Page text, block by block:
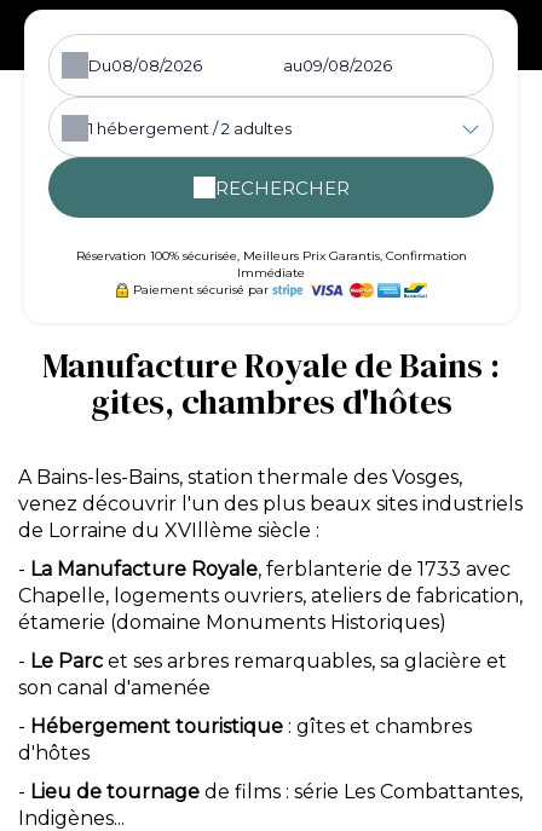
Du au
1 hébergement /2 adultes
RECHERCHER
Réservation 100% sécurisée, Meilleurs Prix Garantis, Confirmation
Immédiate
Paiement sécurisé par
Manufacture Royale de Bains :
gites, chambres d'hôtes
A Bains-les-Bains, station thermale des Vosges,
venez découvrir l'un des plus beaux sites industriels
de Lorraine du XVIllème siècle :
- La Manufacture Royale, ferblanterie de 1733 avec
Chapelle, logements ouvriers, ateliers de fabrication,
étamerie (domaine Monuments Historiques)
- Le Parc et ses arbres remarquables, sa glacière et
son canal d'amenée
- Hébergement touristique : gîtes et chambres
d'hôtes
- Lieu de tournage de films : série Les Combattantes,
Indigènes...